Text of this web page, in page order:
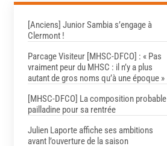
[Anciens] Junior Sambia s’engage à
Clermont !
Parcage Visiteur [MHSC-DFCO] : « Pas
vraiment peur du MHSC : il n’y a plus
autant de gros noms qu’à une époque »
[MHSC-DFCO] La composition probable
pailladine pour sa rentrée
Julien Laporte affiche ses ambitions
avant l’ouverture de la saison